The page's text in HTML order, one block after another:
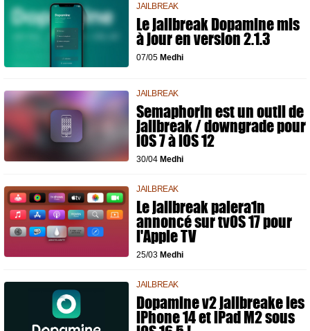
JAILBREAK
Le jailbreak Dopamine mis
à jour en version 2.1.3
07/05 Medhi
JAILBREAK
Semaphorin est un outil de
jailbreak / downgrade pour
iOS 7 à iOS 12
30/04 Medhi
JAILBREAK
Le jailbreak palera1n
annoncé sur tvOS 17 pour
l'Apple TV
25/03 Medhi
JAILBREAK
Dopamine v2 jailbreake les
iPhone 14 et iPad M2 sous